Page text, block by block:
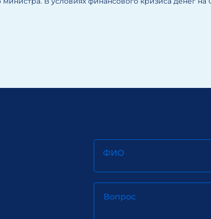
ФИО
Вопрос